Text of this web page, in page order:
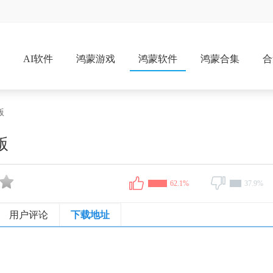
AI软件 鸿蒙游戏 鸿蒙软件 鸿蒙合集
62.1% 37.9%
用户评论 下载地址